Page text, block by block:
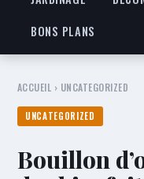
BONS PLANS
ACCUEIL › UNCATEGORIZED
UNCATEGORIZED
Bouillon